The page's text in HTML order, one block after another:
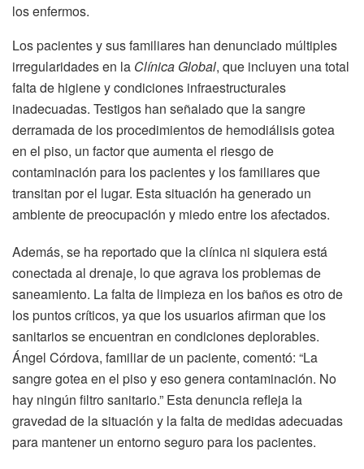
los enfermos.
Los pacientes y sus familiares han denunciado múltiples
irregularidades en la Clínica Global, que incluyen una total
falta de higiene y condiciones infraestructurales
inadecuadas. Testigos han señalado que la sangre
derramada de los procedimientos de hemodiálisis gotea
en el piso, un factor que aumenta el riesgo de
contaminación para los pacientes y los familiares que
transitan por el lugar. Esta situación ha generado un
ambiente de preocupación y miedo entre los afectados.
Además, se ha reportado que la clínica ni siquiera está
conectada al drenaje, lo que agrava los problemas de
saneamiento. La falta de limpieza en los baños es otro de
los puntos críticos, ya que los usuarios afirman que los
sanitarios se encuentran en condiciones deplorables.
Ángel Córdova, familiar de un paciente, comentó: “La
sangre gotea en el piso y eso genera contaminación. No
hay ningún filtro sanitario.” Esta denuncia refleja la
gravedad de la situación y la falta de medidas adecuadas
para mantener un entorno seguro para los pacientes.